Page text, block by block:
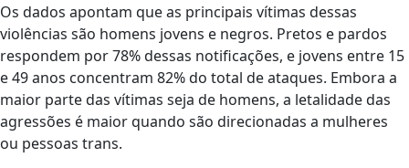
Os dados apontam que as principais vítimas dessas
violências são homens jovens e negros. Pretos e pardos
respondem por 78% dessas notificações, e jovens entre 15
e 49 anos concentram 82% do total de ataques. Embora a
maior parte das vítimas seja de homens, a letalidade das
agressões é maior quando são direcionadas a mulheres
ou pessoas trans.